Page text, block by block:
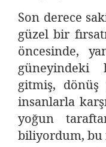
Son derece
güzel bir
öncesinde,
güneyindeki
gitmiş, dönüş
insanlarla
yoğun
biliyordum, bu